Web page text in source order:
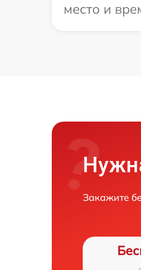
место и
Закажите